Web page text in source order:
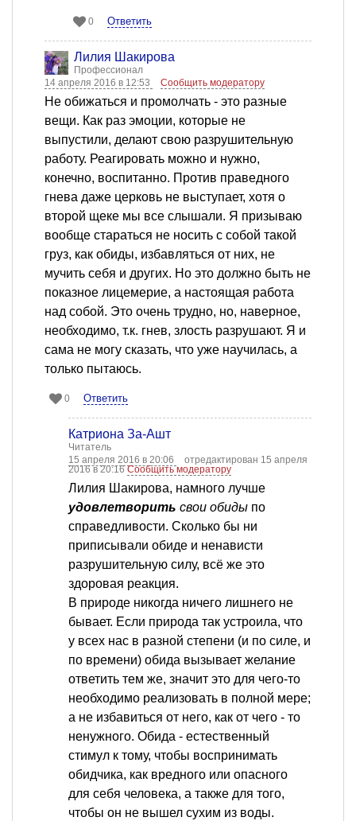
0 Ответить
Лилия Шакирова
Профессионал
14 апреля 2016 в 12:53
Сообщить модератору
Не обижаться и промолчать - это разные
вещи. Как раз эмоции, которые не
выпустили, делают свою разрушительную
работу. Реагировать можно и нужно,
конечно, воспитанно. Против праведного
гнева даже церковь не выступает, хотя о
второй щеке мы все слышали. Я призываю
вообще стараться не носить с собой такой
груз, как обиды, избавляться от них, не
мучить себя и других. Но это должно быть не
показное лицемерие, а настоящая работа
над собой. Это очень трудно, но, наверное,
необходимо, т.к. гнев, злость разрушают. Я и
сама не могу сказать, что уже научилась, а
только пытаюсь.
0 Ответить
Катриона За-Ашт
Читатель
15 апреля 2016 в 20:06
отредактирован 15 апреля
2016 в 20:16Сообщить модератору
Лилия Шакирова, намного лучше
удовлетворить свои обиды по
справедливости. Сколько бы ни
приписывали обиде и ненависти
разрушительную силу, всё же это
здоровая реакция.
В природе никогда ничего лишнего не
бывает. Если природа так устроила, что
у всех нас в разной степени (и по силе, и
по времени) обида вызывает желание
ответить тем же, значит это для чего-то
необходимо реализовать в полной мере;
а не избавиться от него, как от чего - то
ненужного. Обида - естественный
стимул к тому, чтобы воспринимать
обидчика, как вредного или опасного
для себя человека, а также для того,
чтобы он не вышел сухим из воды.